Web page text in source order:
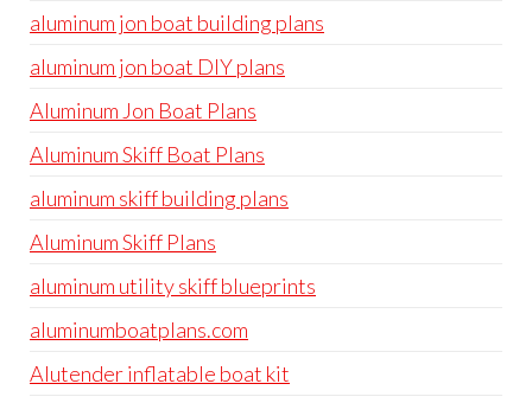
aluminum jon boat building plans
aluminum jon boat DIY plans
Aluminum Jon Boat Plans
Aluminum Skiff Boat Plans
aluminum skiff building plans
Aluminum Skiff Plans
aluminum utility skiff blueprints
aluminumboatplans.com
Alutender inflatable boat kit